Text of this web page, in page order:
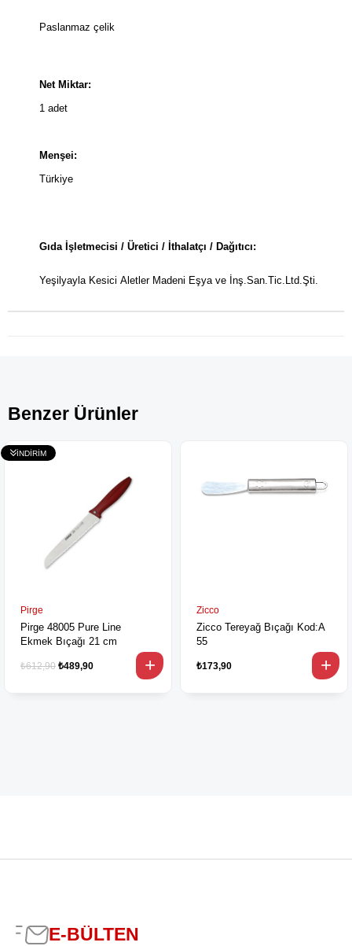
Paslanmaz çelik
Net Miktar:
1 adet
Menşei:
Türkiye
Gıda İşletmecisi / Üretici / İthalatçı / Dağıtıcı:
Yeşilyayla Kesici Aletler Madeni Eşya ve İnş.San.Tic.Ltd.Şti.
Benzer Ürünler
Pirge
Pirge 48005 Pure Line
Ekmek Bıçağı 21 cm
₺489,90
₺612,90
Zicco
Zicco Tereyağ Bıçağı Kod:A
55
₺173,90
E-BÜLTEN